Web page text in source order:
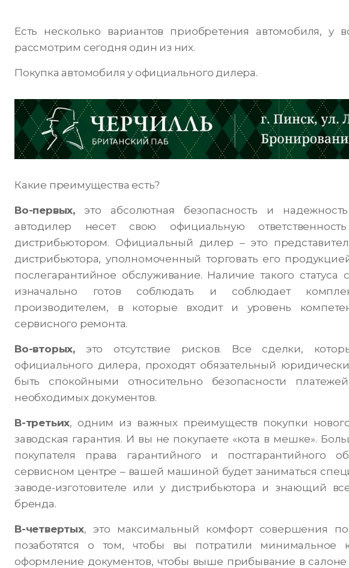
Есть несколько вариантов приобретения автомобиля,
рассмотрим сегодня один из них.
Покупка автомобиля у официального дилера.
Какие преимущества есть?
Во-первых, это абсолютная безопасность и
автодилер несет свою официальную
дистрибьютором. Официальный дилер – это
дистрибьютора, уполномоченный торговать его
послегарантийное обслуживание. Наличие такого
изначально готов соблюдать и соблюдает
производителем, в которые входит и уровень
сервисного ремонта.
Во-вторых, это отсутствие рисков. Все сделки,
официального дилера, проходят обязательный
быть спокойными относительно безопасности
необходимых документов.
В-третьих, одним из важных преимуществ покупки
заводская гарантия. И вы не покупаете «кота в мешке».
покупателя права гарантийного и постгарантийного
сервисном центре – вашей машиной будет заниматься
заводе-изготовителе или у дистрибьютора и знающий
бренда.
В-четвертых, это максимальный комфорт совершения
позаботятся о том, чтобы вы потратили минимальное
оформление документов, чтобы выше прибывание в